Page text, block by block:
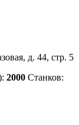
д. 44, стр. 5
2000 Станков: